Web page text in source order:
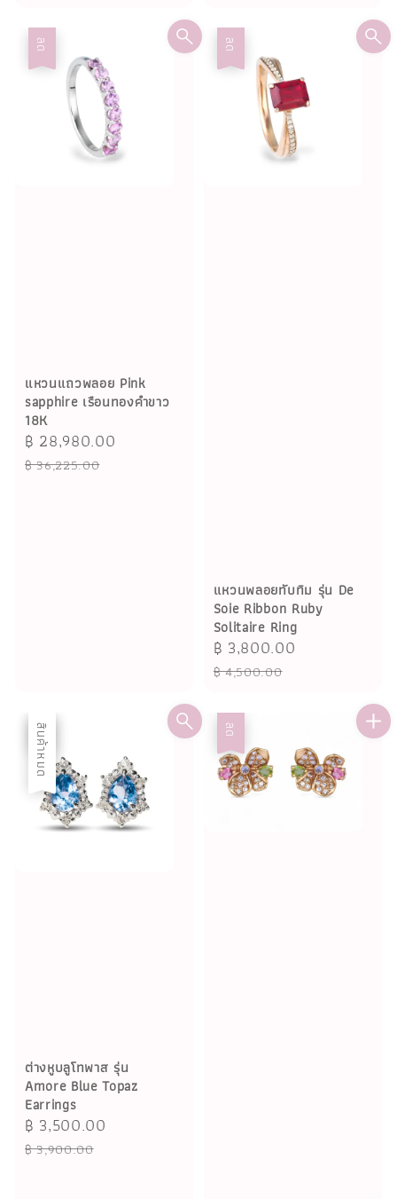
ลด
แหวนแถวพลอย Pink
sapphire เรือนทองคำขาว
18K
Sale
price
฿ 28,980.00
฿ 36,225.00
ลด
แหวนพลอยทับทิม รุ่น De
Soie Ribbon Ruby
Solitaire Ring
Sale
price
฿ 3,800.00
฿ 4,500.00
ลด
สินค้าหมด
ต่างหูบลูโทพาส รุ่น
Amore Blue Topaz
Earrings
Sale
price
฿ 3,500.00
฿ 3,900.00
ลด